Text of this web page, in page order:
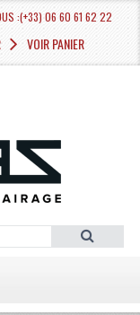
:(+33) 06 60 61 62 22
VOIR PANIER